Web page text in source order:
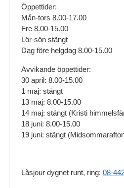
Öppettider:
Mån-tors 8.00-17.00
Fre 8.00-15.00
Lör-sön stängt
Dag före helgdag 8.00-15.00
Avvikande öppettider:
30 april: 8.00-15.00
1 maj: stängt
13 maj: 8.00-15.00
14 maj: stängt (Kristi
18 juni: 8.00-15.00
19 juni: stängt
Låsjour dygnet runt, ring: 08-